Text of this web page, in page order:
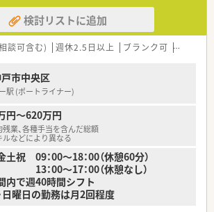
誠実さをモットーに運営しています。
けでなく介護福祉用具のレンタルや販売事業も手
業としての安定性が高い会社です。
員が働く環境を最優先に考え、人員配置を手厚く
いて】
てご勤務いただける方を募集しており、ご経験やス
て年収520万円までご提示可能です。
120日程度しっかりと確保されており、週休2日制
トの時間を大切にしながら働けます。
給と年に2回の賞与支給が設けられており、日々
っかりと収入に反映される環境です。
務内容】
療内科の処方箋に基づく丁寧な調剤と監査、および
検討リストに追加
談可含む) 週休2.5日以上 ブランク可 転勤なし
市中央区
駅 (ポートライナー)
円～620万円
業、各種手当を含んだ総額
ルなどにより異なる
土祝 09：00～18：00（休憩60分）
～17：00（休憩なし）
内で週40時間シフト
曜日の勤務は月2回程度